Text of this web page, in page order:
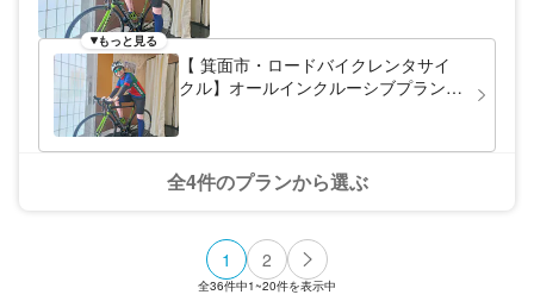
ルーシブプランなのでヘルメットはもちろん
サイクリングウェア、シューズ、グローブ等
サイクリングに必要なものは全てセットにな
っております。 もちろん自転車のみのレン
ースがありフリードリンクですので お好み
のお飲み物をお楽しみいただけます。
もっと見る
【 箕面市・ロードバイクレンタサイ
クル】オールインクルーシブプラン
巡ろう！
全4件のプランから選ぶ
1 2
全36件中1~20件を表示中